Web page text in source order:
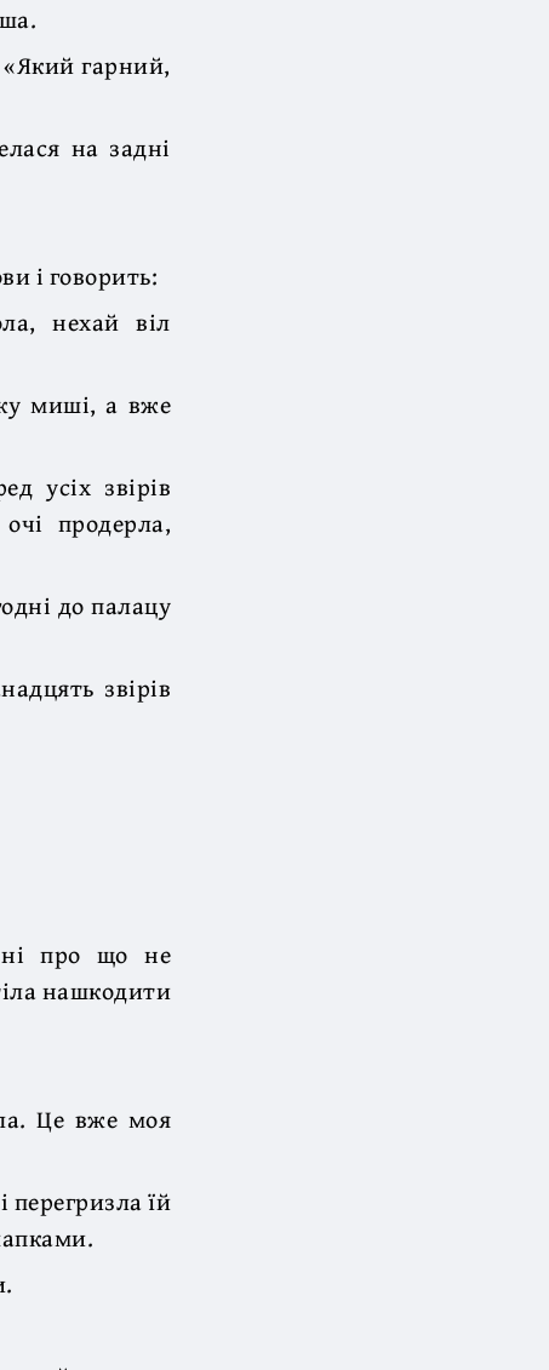
гарний,
на задні
і говорить:
нехай віл
миші, а вже
усіх звірів
продерла,
до палацу
звірів
про що не
нашкодити
Це вже моя
їй